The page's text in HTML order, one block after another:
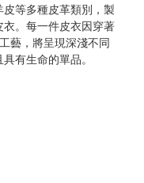
等多種皮革類別，製
。每一件皮衣因穿著
藝，將呈現深淺不同
有生命的單品。